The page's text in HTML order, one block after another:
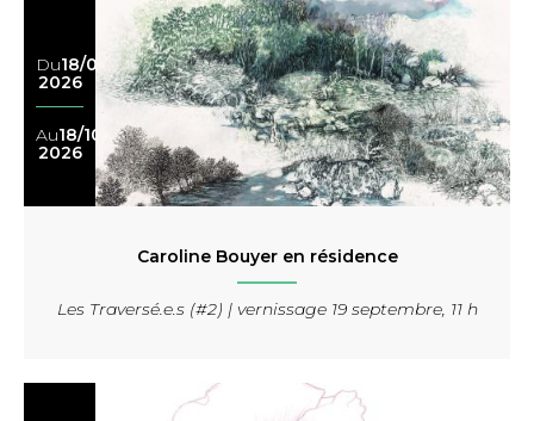
Du18/04
2026
Au18/10
2026
Caroline Bouyer en résidence
Les Traversé.e.s (#2) | vernissage 19 septembre, 11 h